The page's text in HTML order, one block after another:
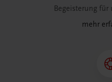
Begeisterung für
mehr